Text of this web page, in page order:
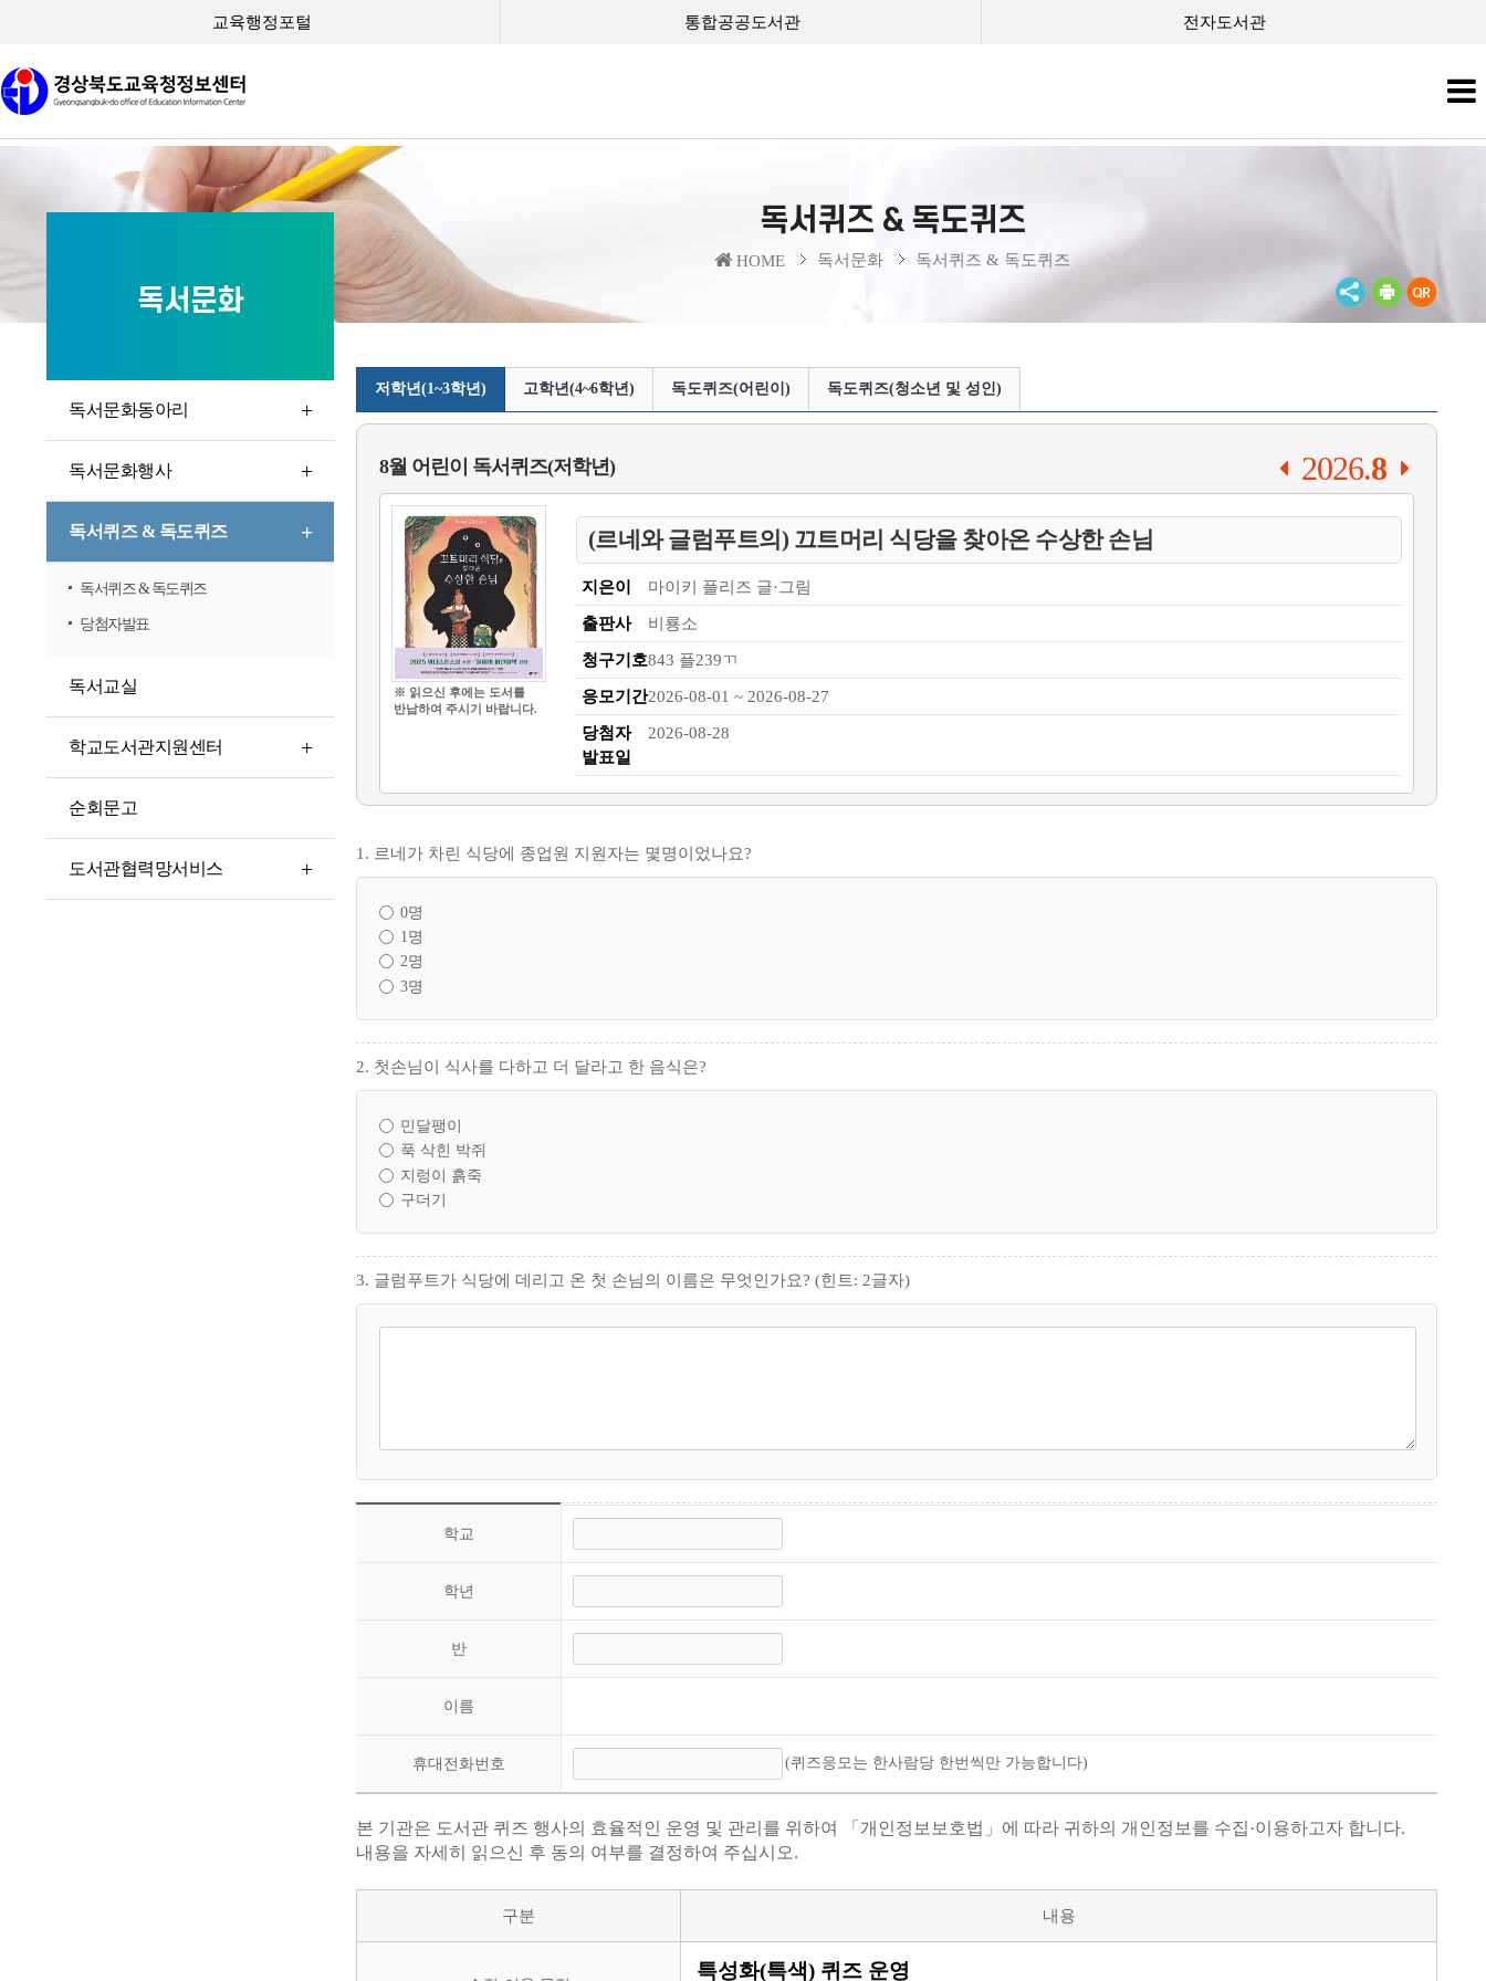
교육행정포털 통합공공도서관 전자도서관
독서퀴즈 & 독도퀴즈
HOME 독서문화 독서퀴즈 & 독도퀴즈
독서문화
독서문화동아리
독서문화행사
독서퀴즈 & 독도퀴즈
독서퀴즈 & 독도퀴즈
당첨자발표
독서교실
학교도서관지원센터
순회문고
도서관협력망서비스
저학년(1~3학년) 고학년(4~6학년) 독도퀴즈(어린이) 독도퀴즈(청소년 및 성인)
8월 어린이 독서퀴즈(저학년) 2026.8
※ 읽으신 후에는 도서를
반납하여 주시기 바랍니다.
(르네와 글럼푸트의) 끄트머리 식당을 찾아온 수상한 손님
지은이 마이키 플리즈 글·그림
출판사 비룡소
청구기호843 플239ㄲ
응모기간2026-08-01 ~ 2026-08-27
당첨자
발표일
2026-08-28
1. 르네가 차린 식당에 종업원 지원자는 몇명이었나요?
0명
1명
2명
3명
2. 첫손님이 식사를 다하고 더 달라고 한 음식은?
민달팽이
푹 삭힌 박쥐
지렁이 흙죽
구더기
3. 글럼푸트가 식당에 데리고 온 첫 손님의 이름은 무엇인가요? (힌트: 2글자)
학교
학년
반
이름
휴대전화번호 (퀴즈응모는 한사람당 한번씩만 가능합니다)
본 기관은 도서관 퀴즈 행사의 효율적인 운영 및 관리를 위하여 「개인정보보호법」에 따라 귀하의 개인정보를 수집·이용하고자 합니다.
내용을 자세히 읽으신 후 동의 여부를 결정하여 주십시오.
구분 내용
특성화(특색) 퀴즈 운영